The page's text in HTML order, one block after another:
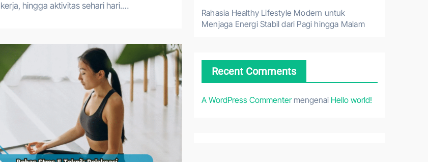
kerja, hingga aktivitas sehari hari.…
Rahasia Healthy Lifestyle Modern untuk
Menjaga Energi Stabil dari Pagi hingga Malam
Recent Comments
A WordPress Commentermengenai Hello world!